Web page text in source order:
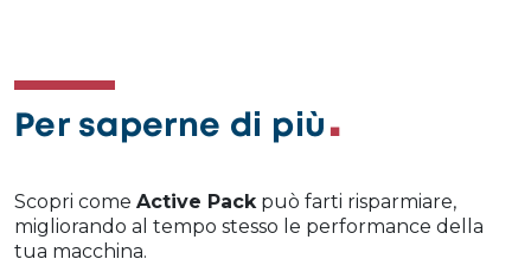
Per saperne di più
Scopri come Active Packpuò farti risparmiare,
migliorando al tempo stesso le performance della
tua macchina.